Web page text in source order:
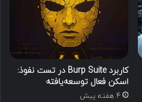
کاربرد Burp Suite در تست نفوذ:
اسکن فعال توسعه‌یافته
4 هفته پیش